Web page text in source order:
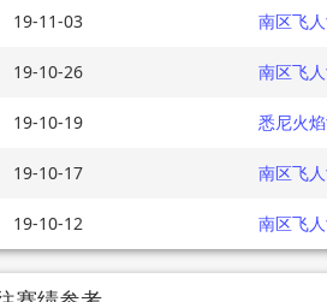
19-11-03 南区飞
19-10-26 南区飞
19-10-19 悉尼火
19-10-17 南区飞
19-10-12 南区飞